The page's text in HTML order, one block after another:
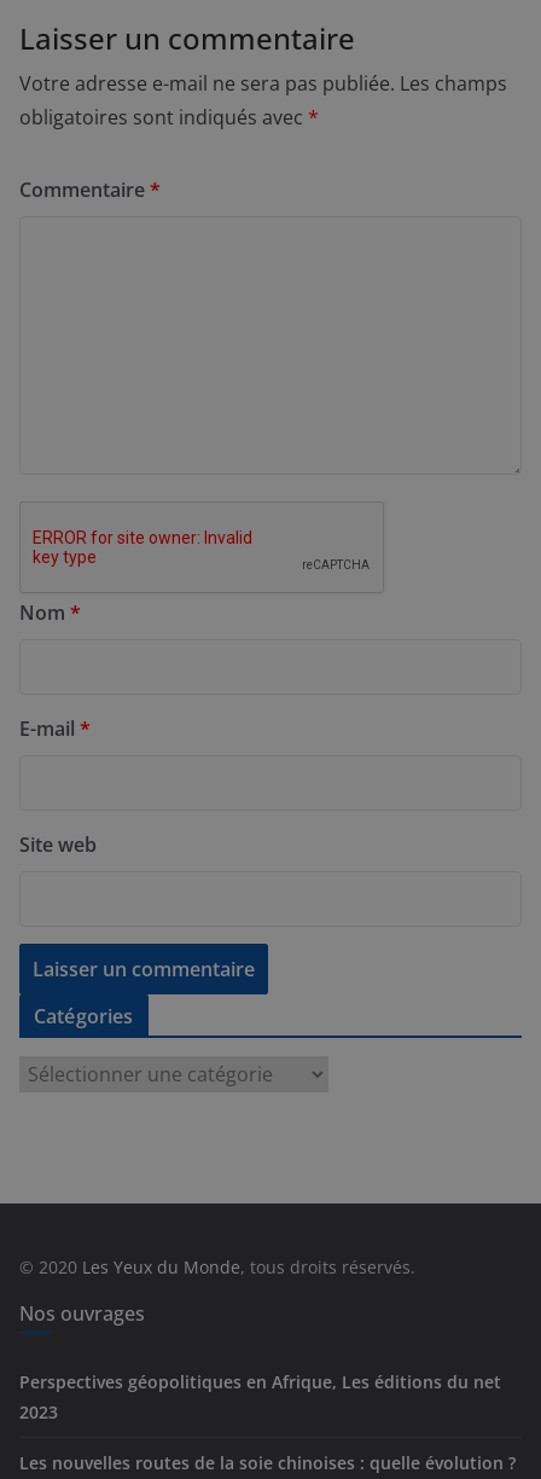
Laisser un commentaire
Votre adresse e-mail ne sera pas publiée. Les champs
obligatoires sont indiqués avec *
Commentaire*
Nom *
E-mail *
Site web
Catégories
e
© 2020 Les Yeux du Monde, tous droits réservés.
Nos ouvrages
Perspectives géopolitiques en Afrique, Les éditions du net
2023
Les nouvelles routes de la soie chinoises : quelle évolution ?